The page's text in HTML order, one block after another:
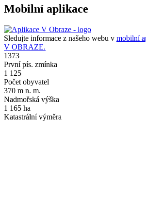
Mobilní aplikace
Sledujte informace z našeho webu v mobilní
V OBRAZE.
1373
První pís. zmínka
1 125
Počet obyvatel
370 m n. m.
Nadmořská výška
1 165 ha
Katastrální výměra